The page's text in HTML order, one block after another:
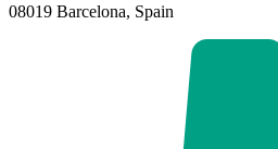
08019 Barcelona, Spain